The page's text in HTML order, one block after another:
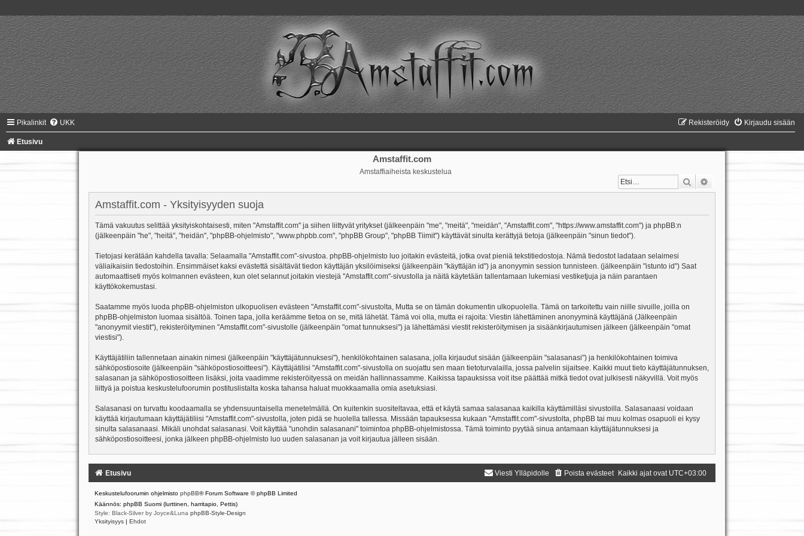
Pikalinkit UKK Kirjaudu sisään
Rekisteröidy
Etusivu
Amstaffit.com
Amstaffiaiheista keskustelua
Etsi
Amstaffit.com - Yksityisyyden suoja
Tämä vakuutus selittää yksityiskohtaisesti, miten "Amstaffit.com" ja siihen liittyvät yritykset (jälkeenpäin "me", "meitä", "meidän", "Amstaffit.com", "https://www.amstaffit.com") ja phpBB:n
(jälkeenpäin "he", "heitä", "heidän", "phpBB-ohjelmisto", "www.phpbb.com", "phpBB Group", "phpBB Tiimit") käyttävät sinulta kerättyjä tietoja (jälkeenpäin "sinun tiedot").
Tietojasi kerätään kahdella tavalla: Selaamalla "Amstaffit.com"-sivustoa. phpBB-ohjelmisto luo joitakin evästeitä, jotka ovat pieniä tekstitiedostoja. Nämä tiedostot ladataan selaimesi
väliaikaisiin tiedostoihin. Ensimmäiset kaksi evästettä sisältävät tiedon käyttäjän yksilöimiseksi (jälkeenpäin "käyttäjän id") ja anonyymin session tunnisteen. (jälkeenpäin "istunto id") Saat
automaattiseti myös kolmannen evästeen, kun olet selannut joitakin viestejä "Amstaffit.com"-sivustolla ja näitä käytetään tallentamaan lukemiasi vestiketjuja ja näin parantaen
käyttökokemustasi.
Saatamme myös luoda phpBB-ohjelmiston ulkopuolisen evästeen "Amstaffit.com"-sivustolta, Mutta se on tämän dokumentin ulkopuolella. Tämä on tarkoitettu vain niille sivuille, joilla on
phpBB-ohjelmiston luomaa sisältöä. Toinen tapa, jolla keräämme tietoa on se, mitä lähetät. Tämä voi olla, mutta ei rajoita: Viestin lähettäminen anonyyminä käyttäjänä (Jälkeenpäin
"anonyymit viestit"), rekisteröityminen "Amstaffit.com"-sivustolle (jälkeenpäin "omat tunnuksesi") ja lähettämäsi viestit rekisteröitymisen ja sisäänkirjautumisen jälkeen (jälkeenpäin "omat
viestisi").
Käyttäjätiliin tallennetaan ainakin nimesi (jälkeenpäin "käyttäjätunnuksesi"), henkilökohtainen salasana, jolla kirjaudut sisään (jälkeenpäin "salasanasi") ja henkilökohtainen toimiva
sähköpostiosoite (jälkeenpäin "sähköpostiosoitteesi"). Käyttäjätilisi "Amstaffit.com"-sivustolla on suojattu sen maan tietoturvalailla, jossa palvelin sijaitsee. Kaikki muut tieto käyttäjätunnuksen,
salasanan ja sähköpostiosoitteen lisäksi, joita vaadimme rekisteröityessä on meidän hallinnassamme. Kaikissa tapauksissa voit itse päättää mitkä tiedot ovat julkisesti näkyvillä. Voit myös
liittyä ja poistua keskustelufoorumin postituslistalta koska tahansa haluat muokkaamalla omia asetuksiasi.
Salasanasi on turvattu koodaamalla se yhdensuuntaisella menetelmällä. On kuitenkin suositeltavaa, että et käytä samaa salasanaa kaikilla käyttämilläsi sivustoilla. Salasanaasi voidaan
käyttää kirjautumaan käyttäjätiliisi "Amstaffit.com"-sivustolla, joten pidä se huolella tallessa. Missään tapauksessa kukaan "Amstaffit.com"-sivustolta, phpBB tai muu kolmas osapuoli ei kysy
sinulta salasanaasi. Mikäli unohdat salasanasi. Voit käyttää "unohdin salasanani" toimintoa phpBB-ohjelmistossa. Tämä toiminto pyytää sinua antamaan käyttäjätunnuksesi ja
sähköpostiosoitteesi, jonka jälkeen phpBB-ohjelmisto luo uuden salasanan ja voit kirjautua jälleen sisään.
Etusivu Kaikki ajat ovat UTC+03:00
Poista evästeet
Viesti Ylläpidolle
Keskustelufoorumin ohjelmisto phpBB® Forum Software © phpBB Limited
Käännös: phpBB Suomi (lurttinen, harritapio, Pettis)
Style: Black-Silver by Joyce&Luna phpBB-Style-Design
Yksityisyys | Ehdot